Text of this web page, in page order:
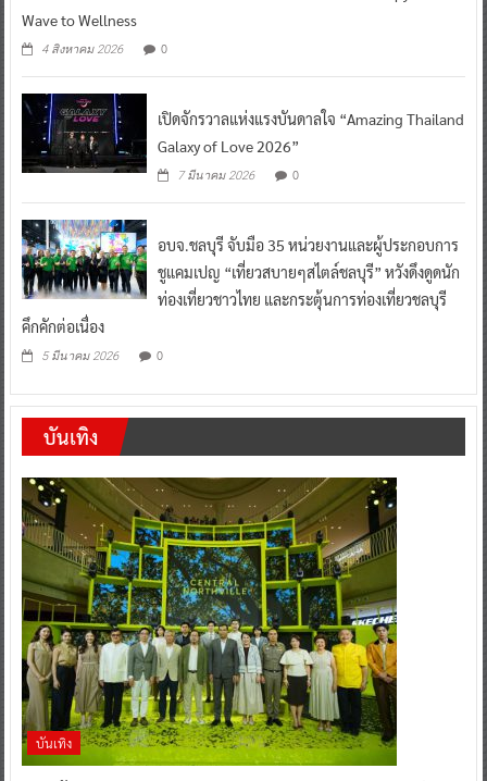
Wave to Wellness
4 สิงหาคม 2026 0
เปิดจักรวาลแห่งแรงบันดาลใจ “Amazing Thailand
Galaxy of Love 2026”
7 มีนาคม 2026 0
อบจ.ชลบุรี จับมือ 35 หน่วยงานและผู้ประกอบการ
ชูแคมเปญ “เที่ยวสบายๆสไตล์ชลบุรี” หวังดึงดูดนัก
ท่องเที่ยวชาวไทย และกระตุ้นการท่องเที่ยวชลบุรี
คึกคักต่อเนื่อง
5 มีนาคม 2026 0
บันเทิง
บันเทิง